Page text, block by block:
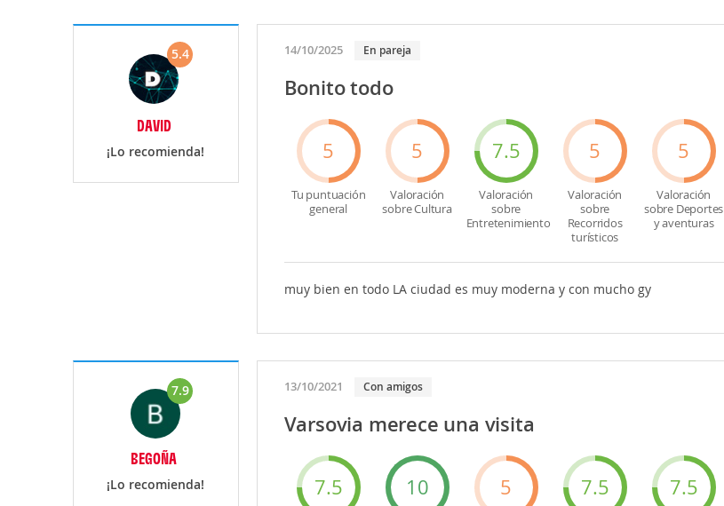
5.4
DAVID
¡Lo recomienda!
14/10/2025 En pareja
Bonito todo
5
Tu puntuación
general
5
Valoración
sobre Cultura
7.5
Valoración
sobre
Entretenimiento
5
Valoración
sobre
Recorridos
turísticos
5
Valoración
sobre Deportes
y aventuras
muy bien en todo LA ciudad es muy moderna y con mucho gy
7.9
BEGOÑA
¡Lo recomienda!
13/10/2021 Con amigos
Varsovia merece una visita
7.5 10 5 7.5 7.5